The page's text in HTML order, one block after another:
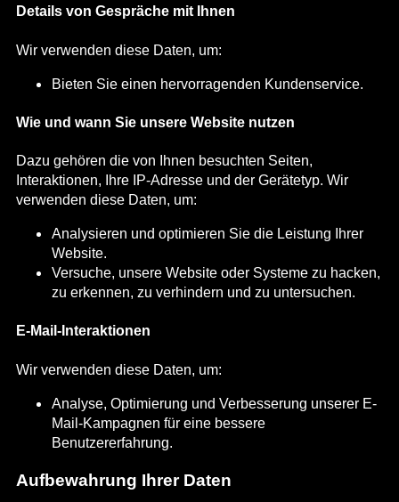
Details von Gespräche mit Ihnen
Wir verwenden diese Daten, um:
Bieten Sie einen hervorragenden Kundenservice.
Wie und wann Sie unsere Website nutzen
Dazu gehören die von Ihnen besuchten Seiten,
Interaktionen, Ihre IP-Adresse und der Gerätetyp. Wir
verwenden diese Daten, um:
Analysieren und optimieren Sie die Leistung Ihrer
Website.
Versuche, unsere Website oder Systeme zu hacken,
zu erkennen, zu verhindern und zu untersuchen.
E-Mail-Interaktionen
Wir verwenden diese Daten, um:
Analyse, Optimierung und Verbesserung unserer E-
Mail-Kampagnen für eine bessere
Benutzererfahrung.
Aufbewahrung Ihrer Daten